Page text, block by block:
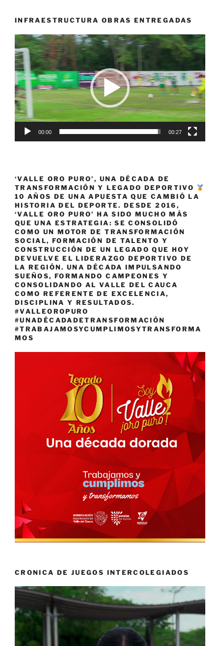
Toyota
World
Golf
Cup»
INFRAESTRUCTURA OBRAS ENTREGADAS
Reproductor
de
vídeo
00:00 00:27
‘VALLE ORO PURO’, UNA DÉCADA DE
TRANSFORMACIÓN Y LEGADO DEPORTIVO
10 AÑOS DE UNA APUESTA QUE CAMBIÓ LA
HISTORIA DEL DEPORTE. DESDE 2016,
‘VALLE ORO PURO’ HA SIDO MUCHO MÁS
QUE UNA ESTRATEGIA: SE CONSOLIDÓ
COMO UN MOTOR DE TRANSFORMACIÓN
SOCIAL, FORMACIÓN DE TALENTO Y
CONSTRUCCIÓN DE UN LEGADO QUE HOY
DEVUELVE EL LIDERAZGO DEPORTIVO DE
LA REGIÓN. UNA DÉCADA IMPULSANDO
SUEÑOS, FORMANDO CAMPEONES Y
CONSOLIDANDO AL VALLE DEL CAUCA
COMO REFERENTE DE EXCELENCIA,
DISCIPLINA Y RESULTADOS.
#VALLEOROPURO
#UNADÉCADADETRANSFORMACIÓN
#TRABAJAMOSYCUMPLIMOSYTRANSFORMA
MOS
CRONICA DE JUEGOS INTERCOLEGIADOS
Reproductor
vídeo